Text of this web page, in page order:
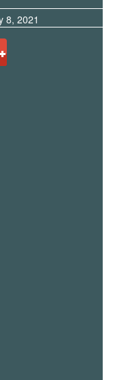
8, 2021